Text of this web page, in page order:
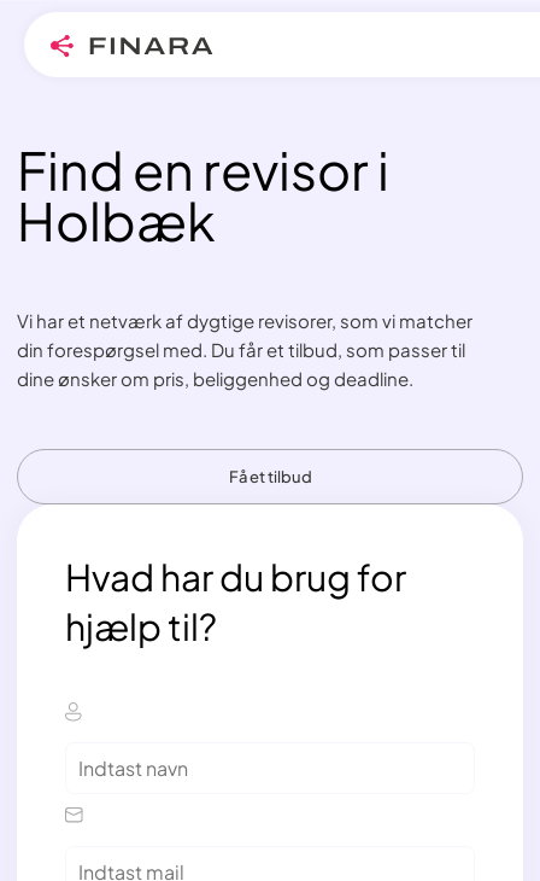
Skip
content
Find en revisor i
Holbæk
Vi har et netværk af dygtige revisorer, som vi matcher
din forespørgsel med. Du får et tilbud, som passer til
dine ønsker om pris, beliggenhed og deadline.
Få et tilbud
Hvad har du brug for
hjælp til?